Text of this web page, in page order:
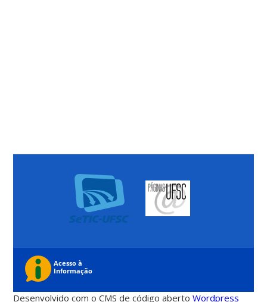
Desenvolvido com o CMS de código abertoWordpress